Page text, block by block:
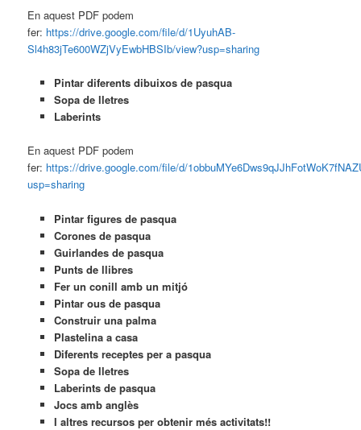
En aquest PDF podem
fer: https://drive.google.com/file/d/1UyuhAB-
Sl4h83jTe600WZjVyEwbHBSIb/view?usp=sharing
Pintar diferents dibuixos de pasqua
Sopa de lletres
Laberints
En aquest PDF podem
fer: https://drive.google.com/file/d/
usp=sharing
Pintar figures de pasqua
Corones de pasqua
Guirlandes de pasqua
Punts de llibres
Fer un conill amb un mitjó
Pintar ous de pasqua
Construir una palma
Plastelina a casa
Diferents receptes per a pasqua
Sopa de lletres
Laberints de pasqua
Jocs amb anglès
I altres recursos per obtenir més activitats!!